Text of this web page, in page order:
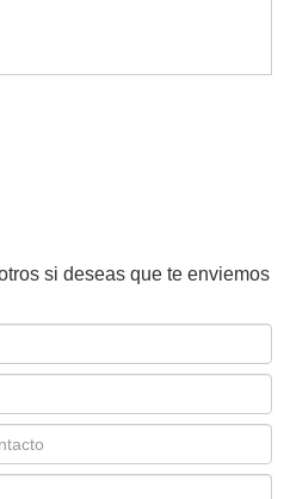
si deseas que te enviemos